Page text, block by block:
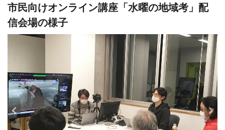
市民向けオンライン講座「水曜の地域考」配
信会場の様子